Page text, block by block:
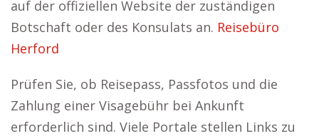
auf der offiziellen Website der zuständigen
Botschaft oder des Konsulats an. Reisebüro
Herford
Prüfen Sie, ob Reisepass, Passfotos und die
Zahlung einer Visagebühr bei Ankunft
erforderlich sind. Viele Portale stellen Links zu